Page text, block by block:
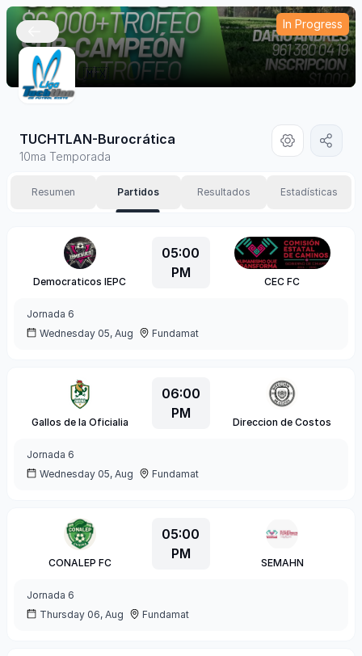
In Progress
🇲🇽
TUCHTLAN-Burocrática
10ma Temporada
Resumen Partidos Resultados Estadísticas
Democraticos IEPC
05:00
PM
CEC FC
Jornada 6
Wednesday 05, Aug
Fundamat
Gallos de la Oficialia
06:00
PM
Direccion de Costos
Jornada 6
Wednesday 05, Aug
Fundamat
CONALEP FC
05:00
PM
SEMAHN
Jornada 6
Thursday 06, Aug
Fundamat